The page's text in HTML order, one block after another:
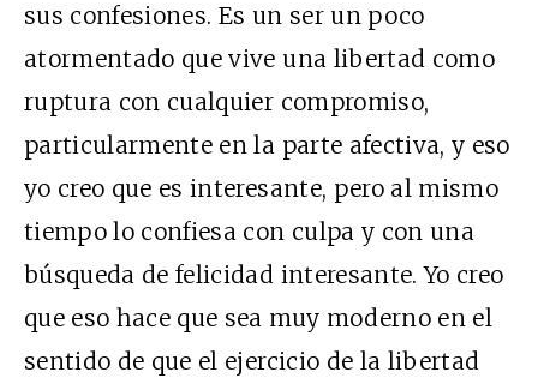
sus confesiones. Es un ser un poco
atormentado que vive una libertad como
ruptura con cualquier compromiso,
particularmente en la parte afectiva, y eso
yo creo que es interesante, pero al mismo
tiempo lo confiesa con culpa y con una
búsqueda de felicidad interesante. Yo creo
que eso hace que sea muy moderno en el
sentido de que el ejercicio de la libertad